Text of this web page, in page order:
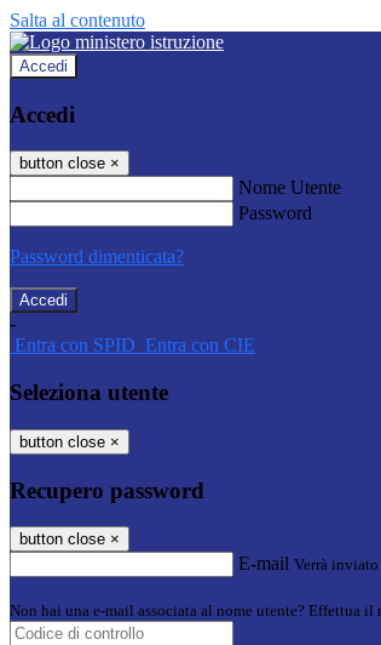
Salta al contenuto
Accedi
Accedi
button close ×
Nome Utente
Password
Password dimenticata?
-
Entra con SPID Entra con CIE
Seleziona utente
button close ×
Recupero password
button close ×
E-mail Verrà
Non hai una e-mail associata al nome utente? Effettua il